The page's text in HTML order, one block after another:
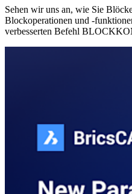
Sehen wir uns an, wie Sie
Blockoperationen und -
verbesserten Befehl